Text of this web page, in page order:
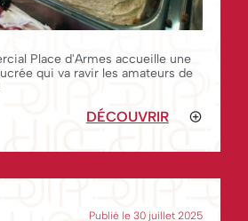
Place d'Armes accueille une
qui va ravir les amateurs de
DÉCOUVRIR
Publié le 30 juillet 2025